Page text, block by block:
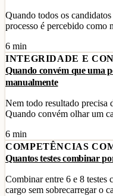
Quando todos os
processo é percebido
6 min
INTEGRIDADE E
Quando convém que uma
manualmente
Nem todo resultado precisa
Quando convém olhar um
6 min
COMPETÊNCIAS
Quantos testes combinar
Combinar entre 6 e 8 testes
cargo sem sobrecarregar o